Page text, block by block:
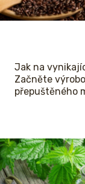
Jak na
Začněte
přepuštěného